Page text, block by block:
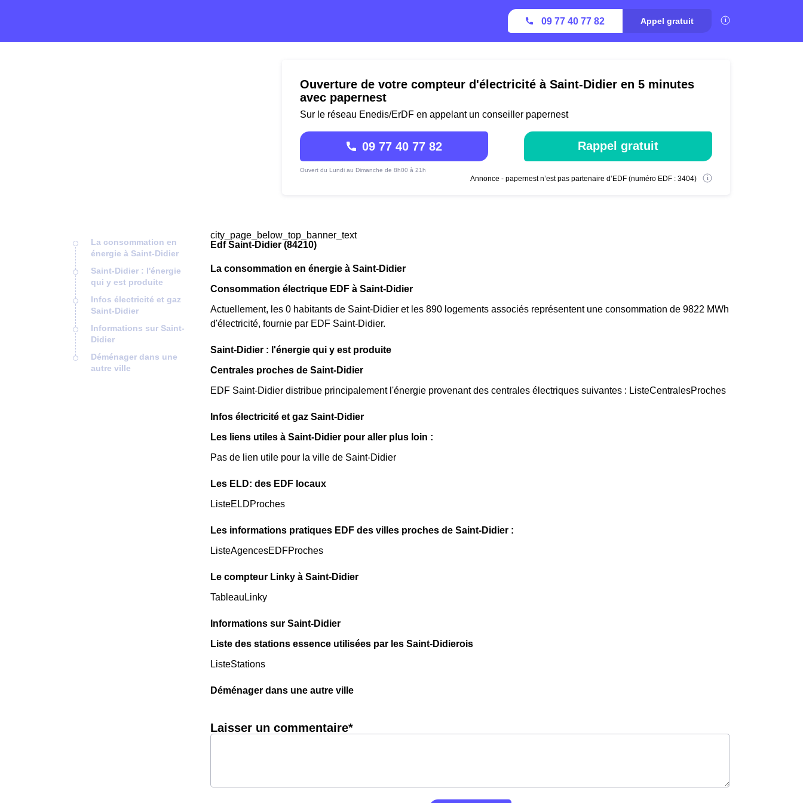
09 77 40 77 82 Appel gratuit
Ouverture de votre compteur d'électricité à Saint-Didier en 5 minutes
avec papernest
Sur le réseau Enedis/ErDF en appelant un conseiller papernest
09 77 40 77 82
Ouvert du Lundi au Dimanche de 8h00 à 21h
Rappel gratuit
Annonce - papernest n’est pas partenaire d’EDF (numéro EDF : 3404)
La consommation en
énergie à Saint-Didier
Saint-Didier : l'énergie
qui y est produite
Infos électricité et gaz
Saint-Didier
Informations sur Saint-
Didier
Déménager dans une
autre ville
city_page_below_top_banner_text
Edf Saint-Didier (84210)
La consommation en énergie à Saint-Didier
Consommation électrique EDF à Saint-Didier
Actuellement, les 0 habitants de Saint-Didier et les 890 logements associés représentent une consommation de 9822 MWh
d'électricité, fournie par EDF Saint-Didier.
Saint-Didier : l'énergie qui y est produite
Centrales proches de Saint-Didier
EDF Saint-Didier distribue principalement l'énergie provenant des centrales électriques suivantes : ListeCentralesProches
Infos électricité et gaz Saint-Didier
Les liens utiles à Saint-Didier pour aller plus loin :
Pas de lien utile pour la ville de Saint-Didier
Les ELD: des EDF locaux
ListeELDProches
Les informations pratiques EDF des villes proches de Saint-Didier :
ListeAgencesEDFProches
Le compteur Linky à Saint-Didier
TableauLinky
Informations sur Saint-Didier
Liste des stations essence utilisées par les Saint-Didierois
ListeStations
Déménager dans une autre ville
Laisser un commentaire*